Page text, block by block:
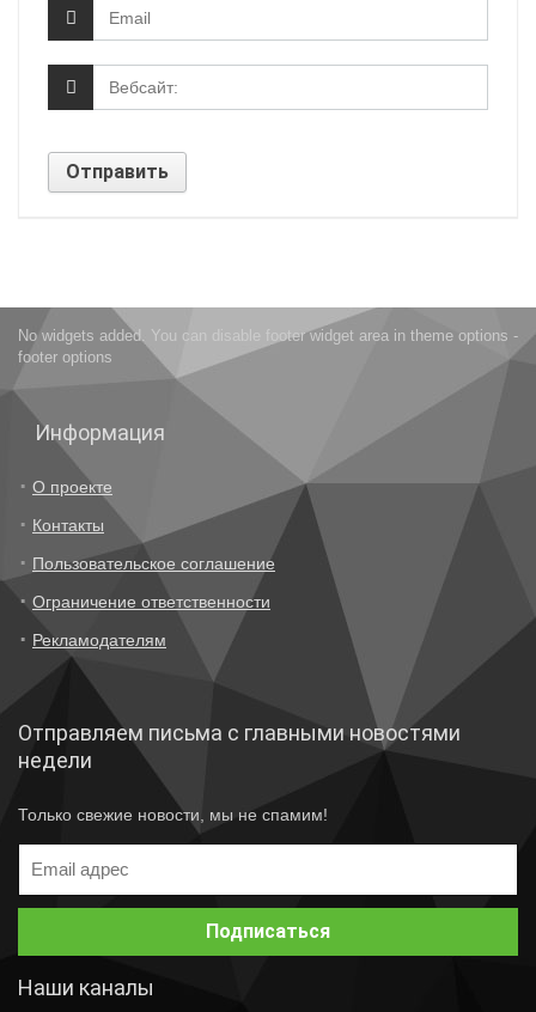
No widgets added. You can disable footer widget area in theme options -
footer options
Информация
О проекте
Контакты
Пользовательское соглашение
Ограничение ответственности
Рекламодателям
Отправляем письма с главными новостями
недели
Только свежие новости, мы не спамим!
Наши каналы